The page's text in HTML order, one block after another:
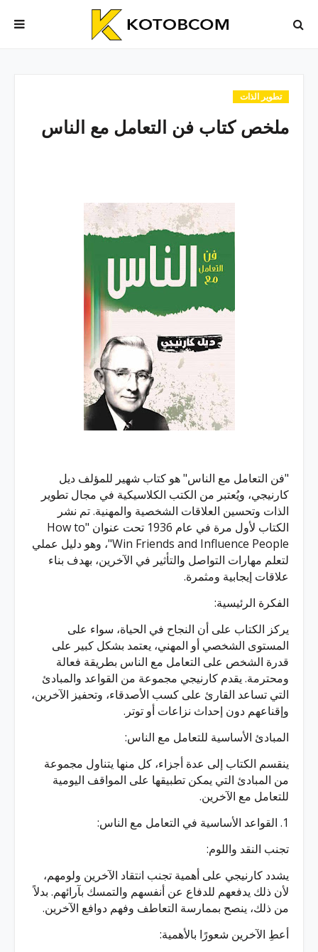
تطوير الذات
ملخص كتاب فن التعامل مع الناس
"فن التعامل مع الناس" هو كتاب شهير للمؤلف ديل
كارنيجي، ويُعتبر من الكتب الكلاسيكية في مجال تطوير
الذات وتحسين العلاقات الشخصية والمهنية. تم نشر
الكتاب لأول مرة في عام 1936 تحت عنوان "How to
Win Friends and Influence People"، وهو دليل عملي
لتعلم مهارات التواصل والتأثير في الآخرين، بهدف بناء
علاقات إيجابية ومثمرة.
الفكرة الرئيسية:
يركز الكتاب على أن النجاح في الحياة، سواء على
المستوى الشخصي أو المهني، يعتمد بشكل كبير على
قدرة الشخص على التعامل مع الناس بطريقة فعالة
ومحترمة. يقدم كارنيجي مجموعة من القواعد والمبادئ
التي تساعد القارئ على كسب الأصدقاء، وتحفيز الآخرين،
وإقناعهم دون إحداث نزاعات أو توتر.
المبادئ الأساسية للتعامل مع الناس:
ينقسم الكتاب إلى عدة أجزاء، كل منها يتناول مجموعة
من المبادئ التي يمكن تطبيقها على المواقف اليومية
للتعامل مع الآخرين.
1. القواعد الأساسية في التعامل مع الناس:
تجنب النقد واللوم:
يشدد كارنيجي على أهمية تجنب انتقاد الآخرين ولومهم،
لأن ذلك يدفعهم للدفاع عن أنفسهم والتمسك بآرائهم. بدلاً
من ذلك، ينصح بممارسة التعاطف وفهم دوافع الآخرين.
أعطِ الآخرين شعورًا بالأهمية: